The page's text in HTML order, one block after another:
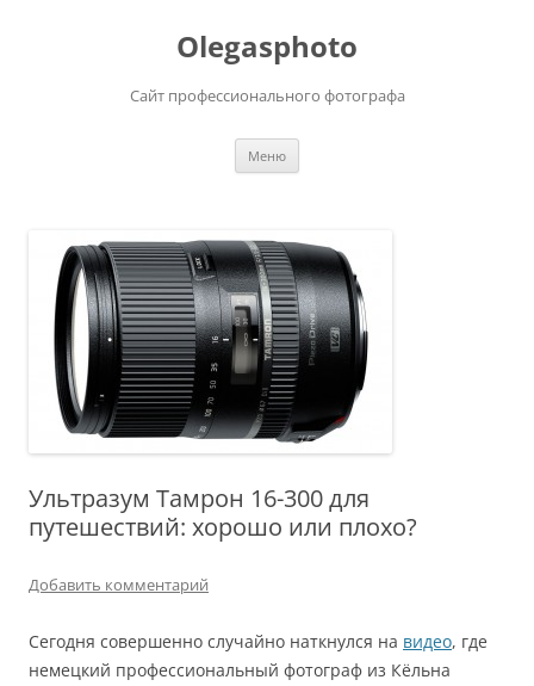
Olegasphoto
Сайт профессионального фотографа
Меню
Ультразум Тамрон 16-300 для
путешествий: хорошо или плохо?
Добавить комментарий
Сегодня совершенно случайно наткнулся на видео, где
немецкий профессиональный фотограф из Кёльна